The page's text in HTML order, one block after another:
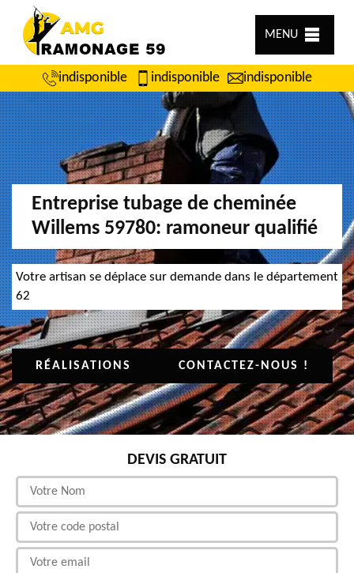
MENU
indisponible indisponible indisponible
Entreprise tubage de cheminée
Willems 59780: ramoneur qualifié
Votre artisan se déplace sur demande dans le département
62
RÉALISATIONS CONTACTEZ-NOUS !
DEVIS GRATUIT